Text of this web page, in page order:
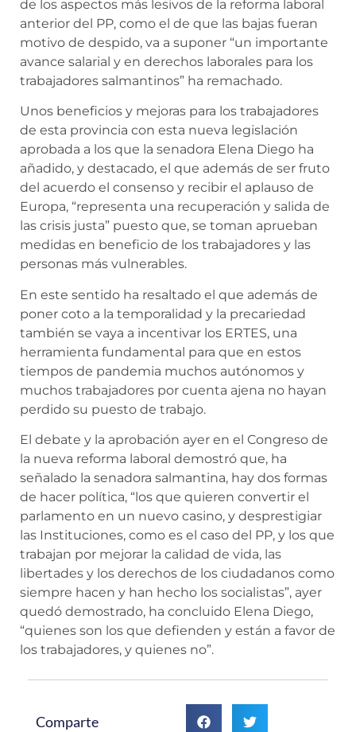
de los aspectos más lesivos de la reforma laboral
anterior del PP, como el de que las bajas fueran
motivo de despido, va a suponer “un importante
avance salarial y en derechos laborales para los
trabajadores salmantinos” ha remachado.
Unos beneficios y mejoras para los trabajadores
de esta provincia con esta nueva legislación
aprobada a los que la senadora Elena Diego ha
añadido, y destacado, el que además de ser fruto
del acuerdo el consenso y recibir el aplauso de
Europa, “representa una recuperación y salida de
las crisis justa” puesto que, se toman aprueban
medidas en beneficio de los trabajadores y las
personas más vulnerables.
En este sentido ha resaltado el que además de
poner coto a la temporalidad y la precariedad
también se vaya a incentivar los ERTES, una
herramienta fundamental para que en estos
tiempos de pandemia muchos autónomos y
muchos trabajadores por cuenta ajena no hayan
perdido su puesto de trabajo.
El debate y la aprobación ayer en el Congreso de
la nueva reforma laboral demostró que, ha
señalado la senadora salmantina, hay dos formas
de hacer política, “los que quieren convertir el
parlamento en un nuevo casino, y desprestigiar
las Instituciones, como es el caso del PP, y los que
trabajan por mejorar la calidad de vida, las
libertades y los derechos de los ciudadanos como
siempre hacen y han hecho los socialistas”, ayer
quedó demostrado, ha concluido Elena Diego,
“quienes son los que defienden y están a favor de
los trabajadores, y quienes no”.
Comparte